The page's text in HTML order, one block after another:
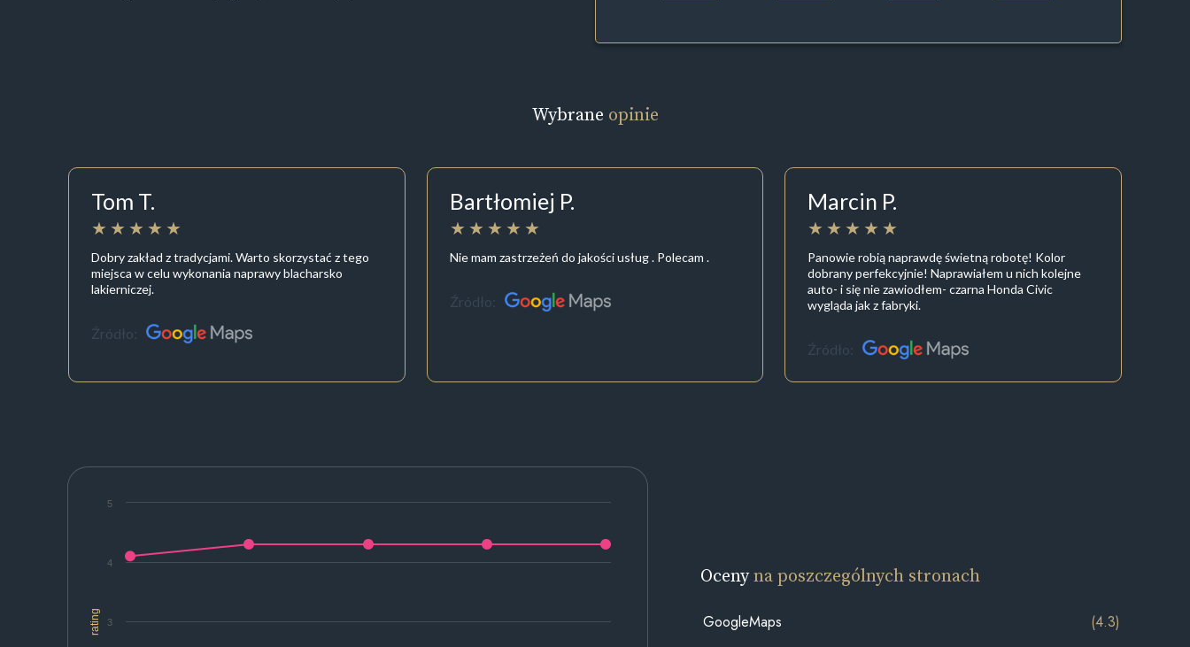
Wybrane opinie
Tom T.
Dobry zakład z tradycjami. Warto skorzystać z tego
miejsca w celu wykonania naprawy blacharsko
lakierniczej.
Źródło:
Bartłomiej P.
Nie mam zastrzeżeń do jakości usług . Polecam .
Źródło:
Marcin P.
Panowie robią naprawdę świetną robotę! Kolor
dobrany perfekcyjnie! Naprawiałem u nich kolejne
auto- i się nie zawiodłem- czarna Honda Civic
wygląda jak z fabryki.
Źródło:
rating 3
4
5
Ocenyna poszczególnych stronach
GoogleMaps (4.3)